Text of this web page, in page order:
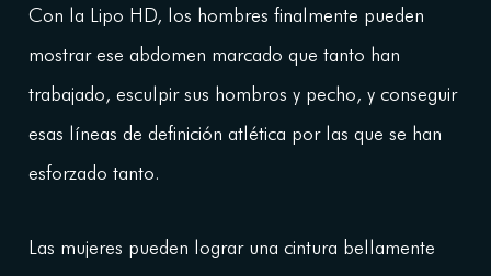
Con la Lipo HD, los hombres finalmente pueden
mostrar ese abdomen marcado que tanto han
trabajado, esculpir sus hombros y pecho, y conseguir
esas líneas de definición atlética por las que se han
esforzado tanto.
Las mujeres pueden lograr una cintura bellamente